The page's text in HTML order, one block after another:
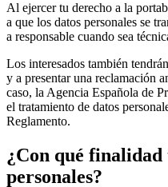
Al ejercer tu derecho a la
a que los datos personales se
a responsable cuando sea
Los interesados también
y a presentar una reclamación
caso, la Agencia Española de
el tratamiento de datos
Reglamento.
¿Con qué
personales?